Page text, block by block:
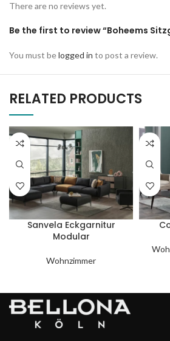
There are no reviews yet.
Be the first to review “Boheems
You must belogged in to post a review.
RELATED PRODUCTS
Sanvela Eckgarnitur
Modular
Wohnzimmer